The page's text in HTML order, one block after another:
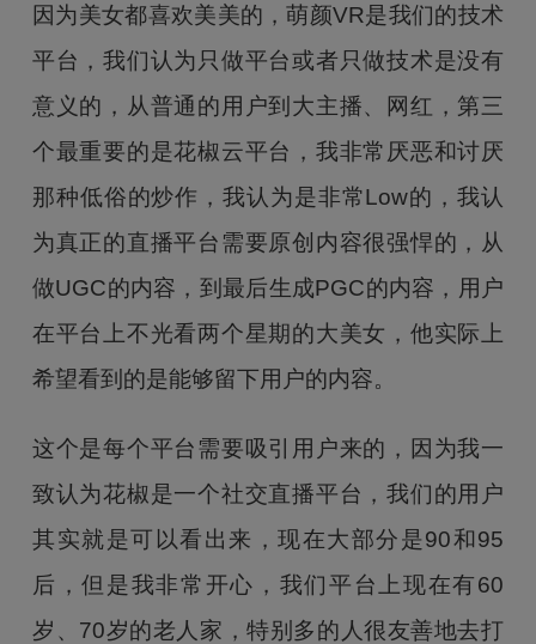
因为美女都喜欢美美的，萌颜VR是我们的技术
平台，我们认为只做平台或者只做技术是没有
意义的，从普通的用户到大主播、网红，第三
个最重要的是花椒云平台，我非常厌恶和讨厌
那种低俗的炒作，我认为是非常Low的，我认
为真正的直播平台需要原创内容很强悍的，从
做UGC的内容，到最后生成PGC的内容，用户
在平台上不光看两个星期的大美女，他实际上
希望看到的是能够留下用户的内容。
这个是每个平台需要吸引用户来的，因为我一
致认为花椒是一个社交直播平台，我们的用户
其实就是可以看出来，现在大部分是90和95
后，但是我非常开心，我们平台上现在有60
岁、70岁的老人家，特别多的人很友善地去打